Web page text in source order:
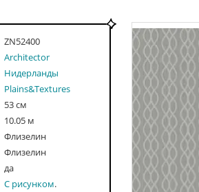
ZN52400
Architector
Нидерланды
Plains&Textures
53 см
10.05 м
Флизелин
Флизелин
да
С рисунком